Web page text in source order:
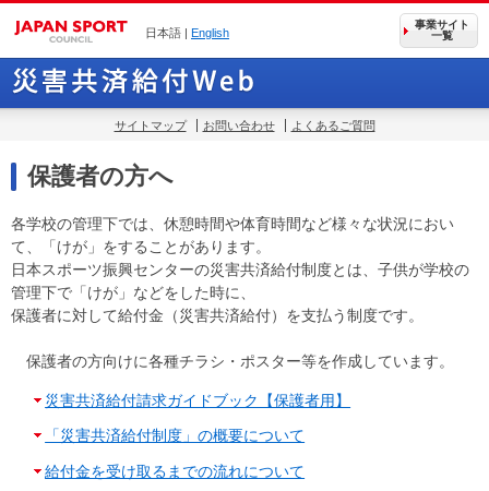
日本語 | English
事業サイト
一覧
サイトマップ お問い合わせ よくあるご質問
保護者の方へ
各学校の管理下では、休憩時間や体育時間など様々な状況におい
て、「けが」をすることがあります。
日本スポーツ振興センターの災害共済給付制度とは、子供が学校の
管理下で「けが」などをした時に、
保護者に対して給付金（災害共済給付）を支払う制度です。
保護者の方向けに各種チラシ・ポスター等を作成しています。
災害共済給付請求ガイドブック【保護者用】
「災害共済給付制度」の概要について
給付金を受け取るまでの流れについて